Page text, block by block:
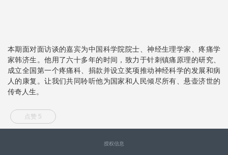
本期面对面访谈的嘉宾为中国科学院院士、神经生理学家、疼痛学
家韩济生。他用了六十多年的时间，致力于针刺镇痛原理的研究、
成立全国第一个疼痛科、捐款并设立奖项推动神经科学的发展和病
人的康复。让我们共同聆听他为国家和人民倾尽所有、悬壶济世的
传奇人生。
点赞 5
授权信息